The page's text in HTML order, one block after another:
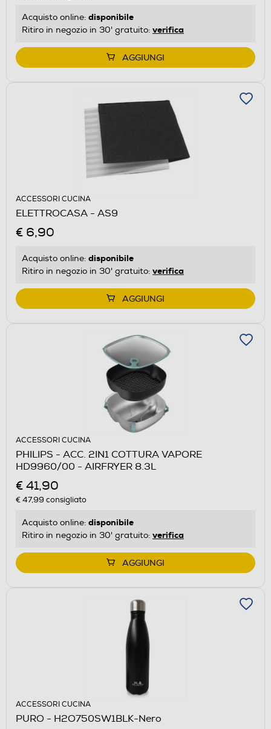
Acquisto online: disponibile
Ritiro in negozio in 30' gratuito: verifica
AGGIUNGI
ACCESSORI CUCINA
ELETTROCASA - AS9
€ 6,90
Acquisto online: disponibile
Ritiro in negozio in 30' gratuito: verifica
AGGIUNGI
ACCESSORI CUCINA
PHILIPS - ACC. 2IN1 COTTURA VAPORE
HD9960/00 - AIRFRYER 8.3L
€ 41,90
€ 47,99 consigliato
Acquisto online: disponibile
Ritiro in negozio in 30' gratuito: verifica
AGGIUNGI
ACCESSORI CUCINA
PURO - H2O750SW1BLK-Nero